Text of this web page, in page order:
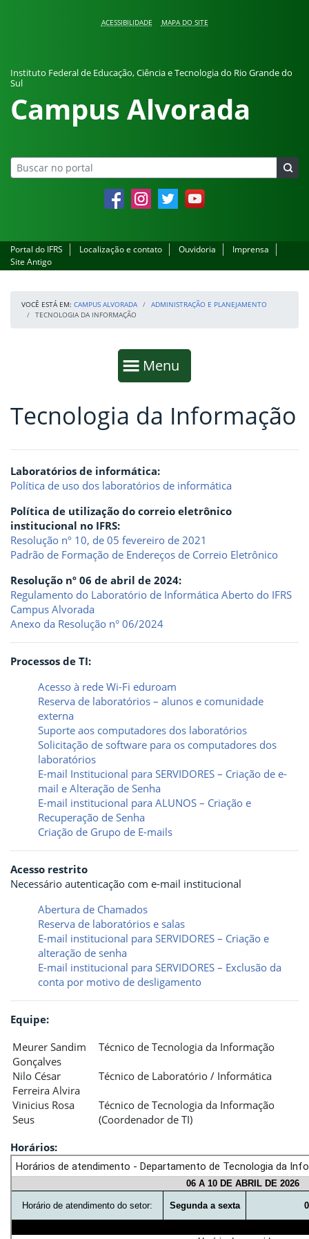
ACESSIBILIDADE MAPA DO SITE
Instituto Federal de Educação, Ciência e Tecnologia do Rio Grande do
Sul
Campus Alvorada
FacebookInstagramTwitter YouTube
Portal do IFRS Localização e contato Ouvidoria
Imprensa
Site Antigo
VOCÊ ESTÁ EM: CAMPUS ALVORADA
ADMINISTRAÇÃO E PLANEJAMENTO
TECNOLOGIA DA INFORMAÇÃO
Mostrar
Menu
Fim da navegação
Início do conteúdo
Tecnologia da Informação
Laboratórios de informática:
Política de uso dos laboratórios de informática
Política de utilização do correio eletrônico
institucional no IFRS:
Resolução nº 10, de 05 fevereiro de 2021
Padrão de Formação de Endereços de Correio Eletrônico
Resolução nº 06 de abril de 2024:
Regulamento do Laboratório de Informática Aberto do IFRS
Campus Alvorada
Anexo da Resolução n° 06/2024
Processos de TI:
Acesso à rede Wi-Fi eduroam
Reserva de laboratórios – alunos e comunidade
externa
Suporte aos computadores dos laboratórios
Solicitação de software para os computadores dos
laboratórios
E-mail Institucional para SERVIDORES – Criação de e-
mail e Alteração de Senha
E-mail institucional para ALUNOS – Criação e
Recuperação de Senha
Criação de Grupo de E-mails
Acesso restrito
Necessário autenticação com e-mail institucional
Abertura de Chamados
Reserva de laboratórios e salas
E-mail institucional para SERVIDORES – Criação e
alteração de senha
E-mail institucional para SERVIDORES – Exclusão da
conta por motivo de desligamento
Equipe:
Meurer Sandim
Gonçalves
Técnico de Tecnologia da Informação
Nilo César
Ferreira Alvira
Técnico de Laboratório / Informática
Vinicius Rosa
Seus
Técnico de Tecnologia da Informação
(Coordenador de TI)
Horários: